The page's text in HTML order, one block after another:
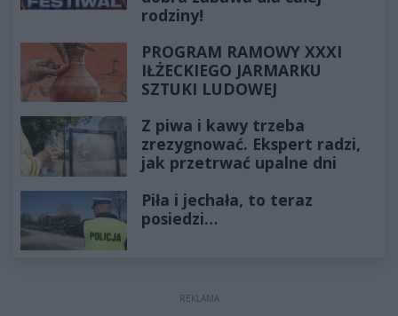
rodziny!
PROGRAM RAMOWY XXXI
IŁŻECKIEGO JARMARKU
SZTUKI LUDOWEJ
Z piwa i kawy trzeba
zrezygnować. Ekspert radzi,
jak przetrwać upalne dni
Piła i jechała, to teraz
posiedzi…
REKLAMA